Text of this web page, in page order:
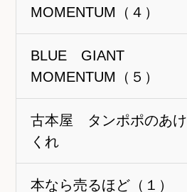
MOMENTUM（４）
BLUE GIANT
MOMENTUM（５）
古本屋 タンポポのあけ
くれ
本なら売るほど（１）